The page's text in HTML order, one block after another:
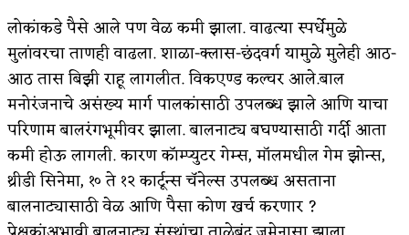
४ जुलै – इतिहासात घडलेल्या महत्त्वाच्या घटना
सुवर्ण – झळाळी
‘अर्थ’पूर्ण हास्य
अष्टपैलू : खंडू रांगणेकर
अपूर्ण कथा
बुडीच खटलं – संयुक्त कुटुंब का गरजेचं?
लोकांकडे पैसे आले पण वेळ कमी झाला. वाढत्या स्पर्धेमुळे
मुलांवरचा ताणही वाढला. शाळा-क्लास-छंदवर्ग यामुळे मुलेही आठ-
आठ तास बिझी राहू लागलीत. विकएण्ड कल्चर आले.बाल
मनोरंजनाचे असंख्य मार्ग पालकांसाठी उपलब्ध झाले आणि याचा
परिणाम बालरंगभूमीवर झाला. बालनाट्य बघण्यासाठी गर्दी आता
कमी होऊ लागली. कारण कॉम्प्युटर गेम्स, मॉलमधील गेम झोन्स,
थ्रीडी सिनेमा, १० ते १२ कार्टून्स चॅनेल्स उपलब्ध असताना
बालनाट्यासाठी वेळ आणि पैसा कोण खर्च करणार ?